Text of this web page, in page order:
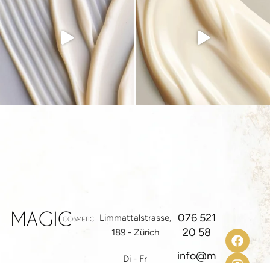
Limmattalstrasse,
189 - Zürich
Di - Fr
076 521
20 58
info@m